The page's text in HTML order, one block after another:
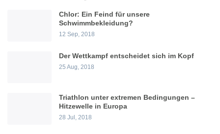
Chlor: Ein Feind für unsere
Schwimmbekleidung?
12 Sep, 2018
Der Wettkampf entscheidet sich im Kopf
25 Aug, 2018
Triathlon unter extremen Bedingungen –
Hitzewelle in Europa
28 Jul, 2018